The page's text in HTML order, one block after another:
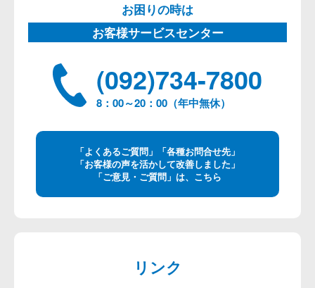
お困りの時は
お客様サービスセンター
(092)734-7800
8：00～20：00（年中無休）
「よくあるご質問」「各種お問合せ先」
「お客様の声を活かして改善しました」
「ご意見・ご質問」は、こちら
リンク